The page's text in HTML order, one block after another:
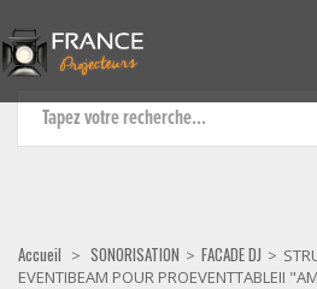
FACADE DJ
Accueil > SONORISATION > FACADE DJ >
EVENTIBEAM POUR PROEVENTTABLEII